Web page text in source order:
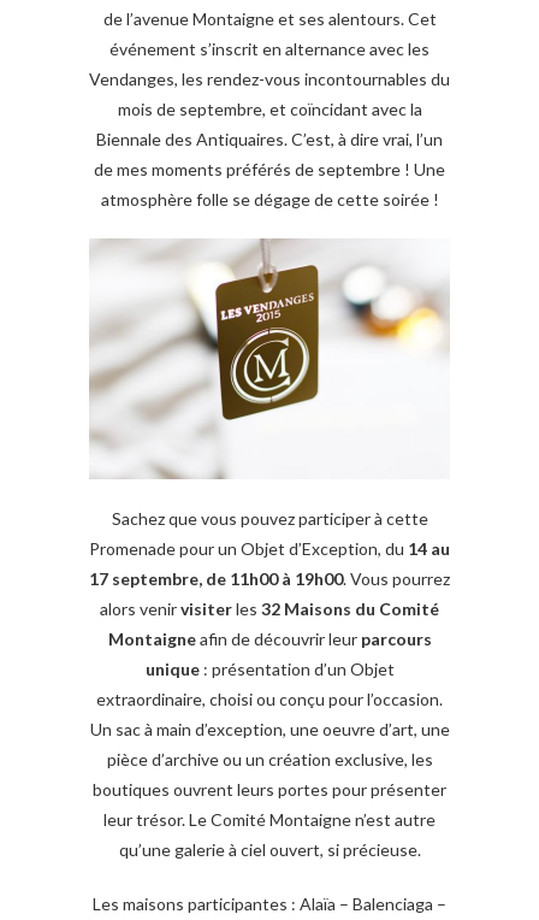
de l’avenue Montaigne et ses alentours. Cet
événement s’inscrit en alternance avec les
Vendanges, les rendez-vous incontournables du
mois de septembre, et coïncidant avec la
Biennale des Antiquaires. C’est, à dire vrai, l’un
de mes moments préférés de septembre ! Une
atmosphère folle se dégage de cette soirée !
Sachez que vous pouvez participer à cette
Promenade pour un Objet d’Exception, du 14 au
17 septembre, de 11h00 à 19h00. Vous pourrez
alors venirvisiterles 32 Maisons du Comité
Montaigneafin de découvrir leur parcours
unique: présentation d’un Objet
extraordinaire, choisi ou conçu pour l’occasion.
Un sac à main d’exception, une oeuvre d’art, une
pièce d’archive ou un création exclusive, les
boutiques ouvrent leurs portes pour présenter
leur trésor. Le Comité Montaigne n’est autre
qu’une galerie à ciel ouvert, si précieuse.
Les maisons participantes : Alaïa – Balenciaga –